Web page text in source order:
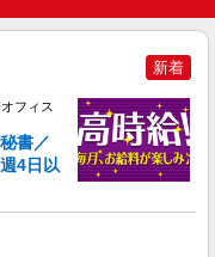
葉医療オフィス（お仕事
ニック
詳細を見る
葉医療オフィス（お仕事
新着
フィス
書／
4日以